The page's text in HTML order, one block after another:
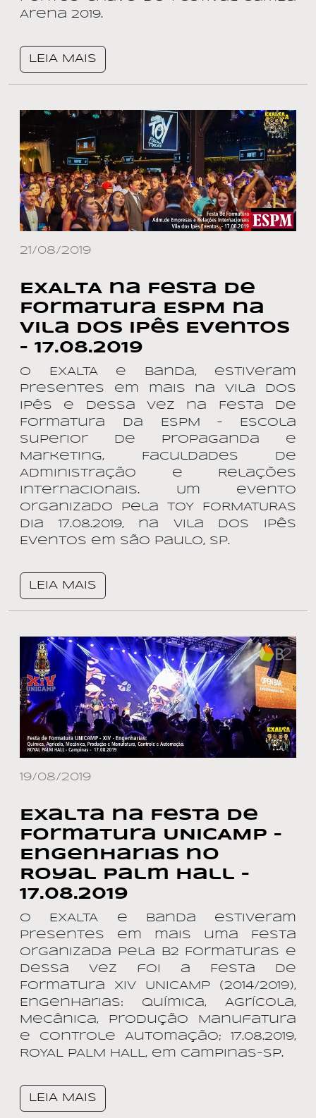
Arena 2019.
LEIA MAIS
21/08/2019
EXALTA na Festa de
Formatura ESPM na
Vila dos Ipês Eventos
– 17.08.2019
O EXALTA e banda, estiveram
presentes em mais na Vila dos
Ipês e dessa vez na Festa de
Formatura da ESPM – Escola
Superior de Propaganda e
Marketing, Faculdades de
Administração e Relações
Internacionais. Um evento
organizado pela TOY FORMATURAS
dia 17.08.2019, na Vila dos Ipês
Eventos em São Paulo, SP.
LEIA MAIS
19/08/2019
Exalta na Festa de
Formatura UNICAMP –
Engenharias no
Royal Palm Hall –
17.08.2019
O EXALTA e banda estiveram
presentes em mais uma Festa
Organizada pela B2 Formaturas e
dessa vez foi a Festa de
Formatura XIV UNICAMP (2014/2019),
Engenharias: Química, Agrícola,
Mecânica, Produção Manufatura
e Controle Automação; 17.08.2019,
ROYAL PALM HALL, em Campinas-SP.
LEIA MAIS